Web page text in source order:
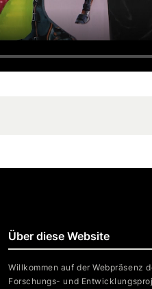
Über diese Website
Willkommen auf der Webpräsenz
Forschungs- und